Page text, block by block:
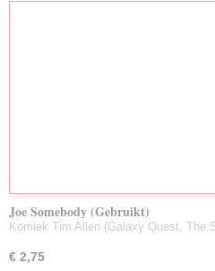
Joe Somebody (Gebruikt)
Komiek Tim Allen (Galaxy Quest, The
€ 2,75